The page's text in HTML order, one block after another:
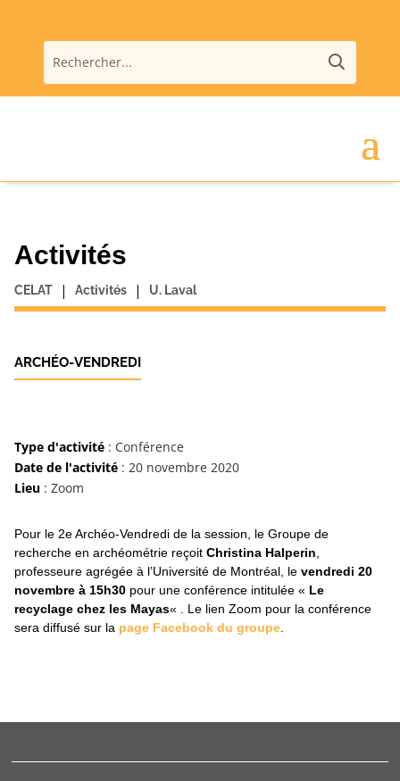
Activités
CELAT | Activités | U. Laval
ARCHÉO-VENDREDI
Type d'activité: Conférence
Date de l'activité: 20 novembre 2020
Lieu: Zoom
Pour le 2e Archéo-Vendredi de la session, le Groupe de
recherche en archéométrie reçoit Christina Halperin
professeure agrégée à l’Université de Montréal, le vendredi 20
novembre à 15h30 pour une conférence intitulée « Le
recyclage chez les Mayas« . Le lien Zoom pour la conférence
sera diffusé sur la page Facebook du groupe.